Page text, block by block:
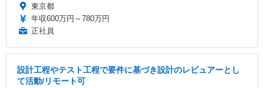
東京都
年収600万円～780万円
正社員
設計工程やテスト工程で要件に基づき設計のレビュアーとし
て活動/リモート可